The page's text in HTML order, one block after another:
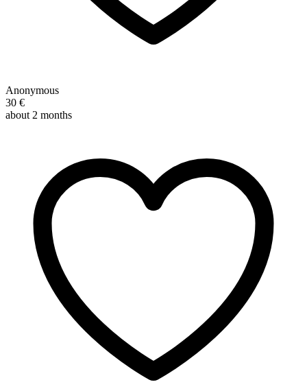
Anonymous
30 €
about 2 months